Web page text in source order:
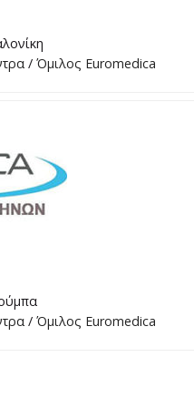
/ Όμιλος Euromedica
/ Όμιλος Euromedica